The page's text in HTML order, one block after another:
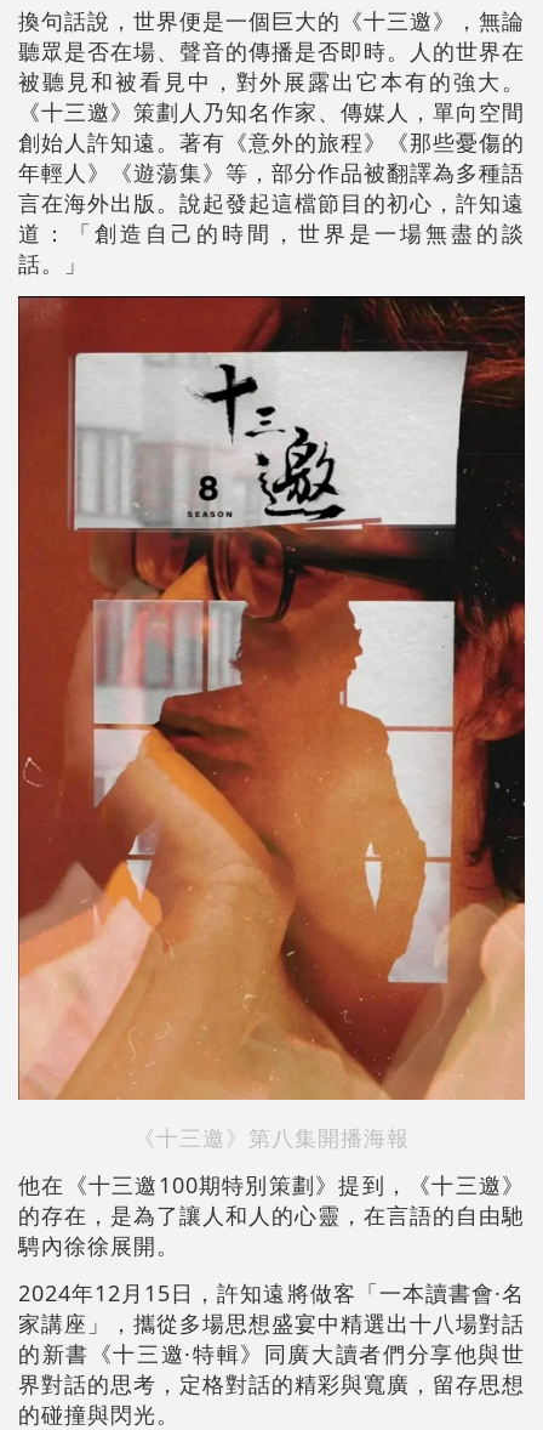
換句話說，世界便是一個巨大的《十三邀》，無論
聽眾是否在場、聲音的傳播是否即時。人的世界在
被聽見和被看見中，對外展露出它本有的強大。
《十三邀》策劃人乃知名作家、傳媒人，單向空間
創始人許知遠。著有《意外的旅程》《那些憂傷的
年輕人》《遊蕩集》等，部分作品被翻譯為多種語
言在海外出版。說起發起這檔節目的初心，許知遠
道：「創造自己的時間，世界是一場無盡的談
話。」
《十三邀》第八集開播海報
他在《十三邀100期特別策劃》提到，《十三邀》
的存在，是為了讓人和人的心靈，在言語的自由馳
騁內徐徐展開。
2024年12月15日，許知遠將做客「一本讀書會·名
家講座」，攜從多場思想盛宴中精選出十八場對話
的新書《十三邀·特輯》同廣大讀者們分享他與世
界對話的思考，定格對話的精彩與寬廣，留存思想
的碰撞與閃光。